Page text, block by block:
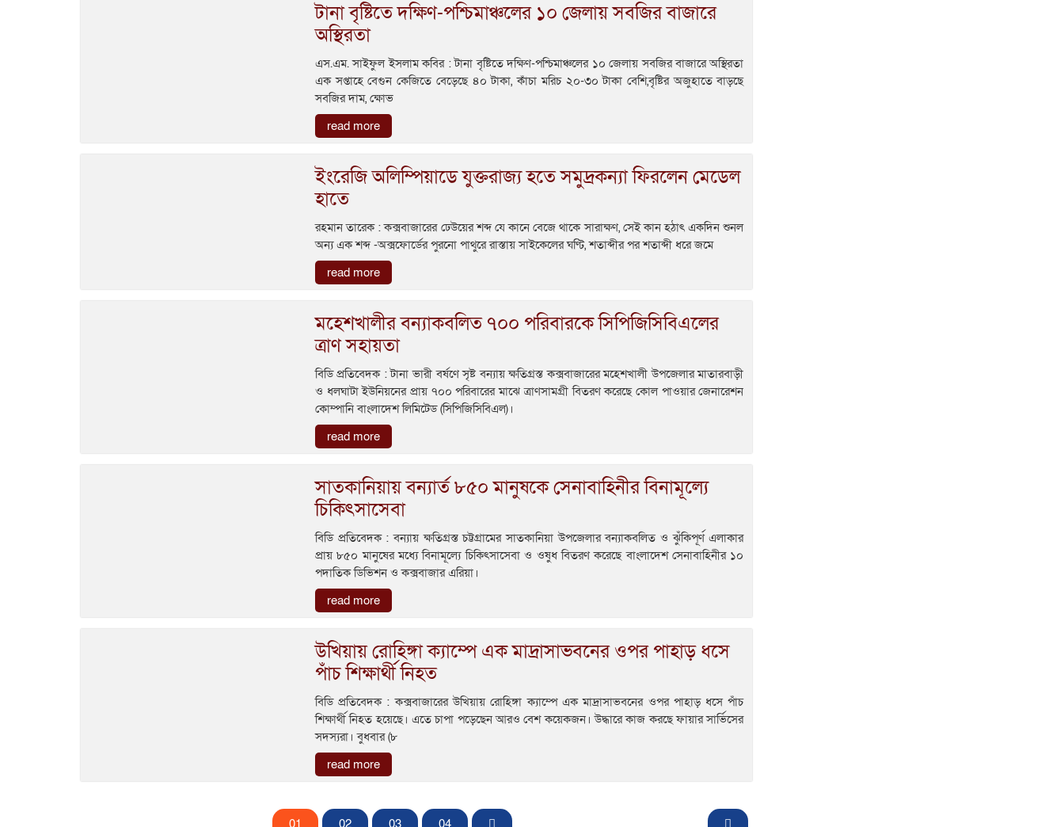
টানা বৃষ্টিতে দক্ষিণ-পশ্চিমাঞ্চলের ১০ জেলায় সবজির বাজারে
অস্থিরতা
এস.এম. সাইফুল ইসলাম কবির : টানা বৃষ্টিতে দক্ষিণ-পশ্চিমাঞ্চলের ১০ জেলায় সবজির বাজারে অস্থিরতা
এক সপ্তাহে বেগুন কেজিতে বেড়েছে ৪০ টাকা, কাঁচা মরিচ ২০-৩০ টাকা বেশি,বৃষ্টির অজুহাতে বাড়ছে
সবজির দাম, ক্ষোভ
read more
ইংরেজি অলিম্পিয়াডে যুক্তরাজ্য হতে সমুদ্রকন্যা ফিরলেন মেডেল
হাতে
রহমান তারেক : কক্সবাজারের ঢেউয়ের শব্দ যে কানে বেজে থাকে সারাক্ষণ, সেই কান হঠাৎ একদিন শুনল
অন্য এক শব্দ -অক্সফোর্ডের পুরনো পাথুরে রাস্তায় সাইকেলের ঘণ্টি, শতাব্দীর পর শতাব্দী ধরে জমে
read more
মহেশখালীর বন্যাকবলিত ৭০০ পরিবারকে সিপিজিসিবিএলের
ত্রাণ সহায়তা
বিডি প্রতিবেদক : টানা ভারী বর্ষণে সৃষ্ট বন্যায় ক্ষতিগ্রস্ত কক্সবাজারের মহেশখালী উপজেলার মাতারবাড়ী
ও ধলঘাটা ইউনিয়নের প্রায় ৭০০ পরিবারের মাঝে ত্রাণসামগ্রী বিতরণ করেছে কোল পাওয়ার জেনারেশন
কোম্পানি বাংলাদেশ লিমিটেড (সিপিজিসিবিএল)।
read more
সাতকানিয়ায় বন্যার্ত ৮৫০ মানুষকে সেনাবাহিনীর বিনামূল্যে
চিকিৎসাসেবা
বিডি প্রতিবেদক : বন্যায় ক্ষতিগ্রস্ত চট্টগ্রামের সাতকানিয়া উপজেলার বন্যাকবলিত ও ঝুঁকিপূর্ণ এলাকার
প্রায় ৮৫০ মানুষের মধ্যে বিনামূল্যে চিকিৎসাসেবা ও ওষুধ বিতরণ করেছে বাংলাদেশ সেনাবাহিনীর ১০
পদাতিক ডিভিশন ও কক্সবাজার এরিয়া।
read more
উখিয়ায় রোহিঙ্গা ক্যাম্পে এক মাদ্রাসাভবনের ওপর পাহাড় ধসে
পাঁচ শিক্ষার্থী নিহত
বিডি প্রতিবেদক : কক্সবাজারের উখিয়ায় রোহিঙ্গা ক্যাম্পে এক মাদ্রাসাভবনের ওপর পাহাড় ধসে পাঁচ
শিক্ষার্থী নিহত হয়েছে। এতে চাপা পড়েছেন আরও বেশ কয়েকজন। উদ্ধারে কাজ করছে ফায়ার সার্ভিসের
সদস্যরা। বুধবার (৮
read more